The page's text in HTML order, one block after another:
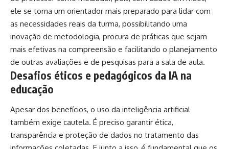
ele se torna um orientador mais preparado para lidar com
as necessidades reais da turma, possibilitando uma
inovação de metodologia, procura de práticas que sejam
mais efetivas na compreensão e facilitando o planejamento
de outras avaliações e de pesquisas para a sala de aula.
Desafios éticos e pedagógicos da IA na
educação
Apesar dos benefícios, o uso da inteligência artificial
também exige cautela. É preciso garantir ética,
transparência e proteção de dados no tratamento das